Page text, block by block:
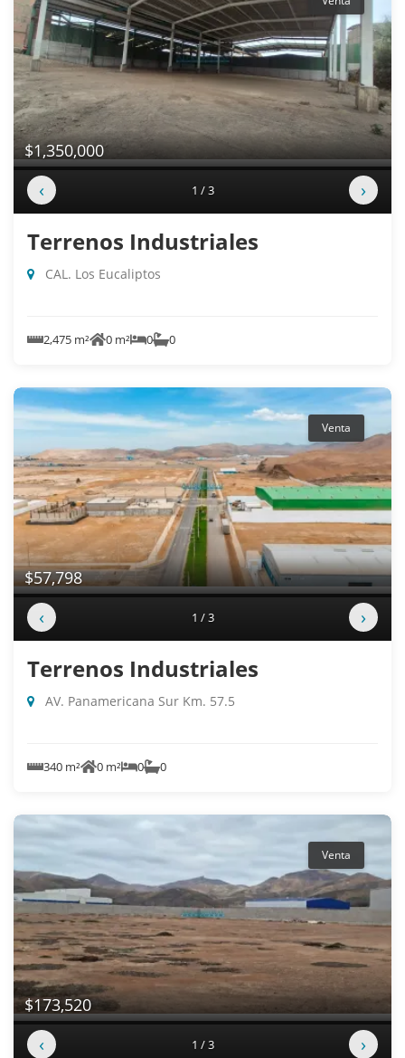
$1,350,000
‹ 1 / 3 ›
Terrenos Industriales
CAL. Los Eucaliptos
2,475 m² 0 m² 0 0
Venta
$57,798
‹ 1 / 3 ›
Terrenos Industriales
AV. Panamericana Sur Km. 57.5
340 m² 0 m² 0 0
Venta
$173,520
‹ 1 / 3 ›